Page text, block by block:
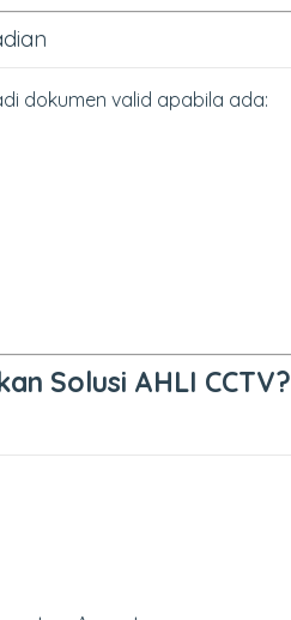
dokumen valid apabila ada:
Solusi AHLI CCTV?